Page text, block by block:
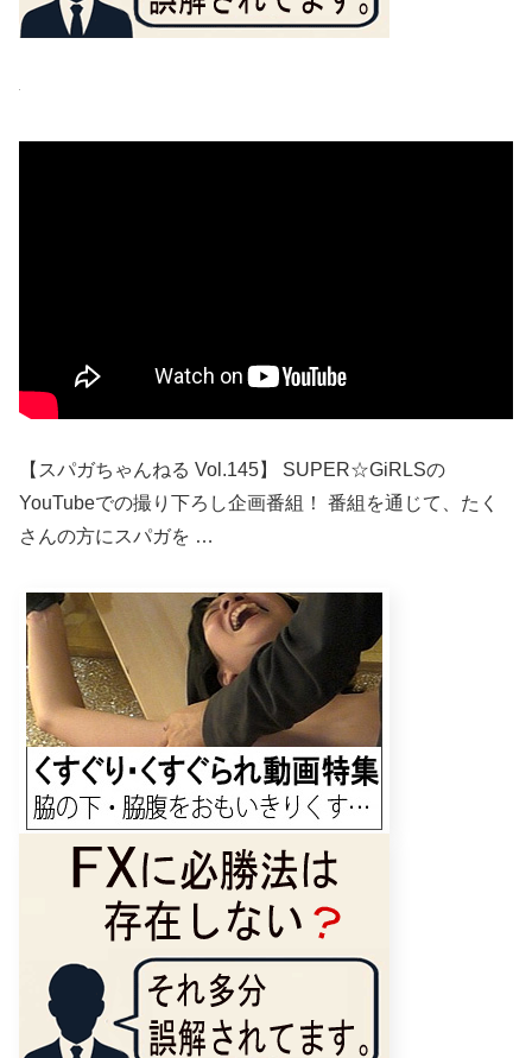
【スパガちゃんねる Vol.145】 SUPER☆GiRLSの
YouTubeでの撮り下ろし企画番組！ 番組を通じて、たく
さんの方にスパガを …